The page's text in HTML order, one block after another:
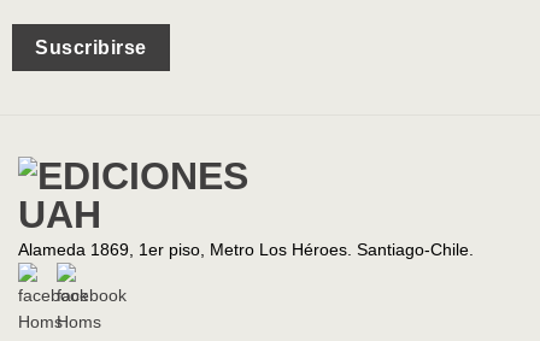
Suscribirse
Alameda 1869, 1er piso, Metro Los Héroes. Santiago-Chile.